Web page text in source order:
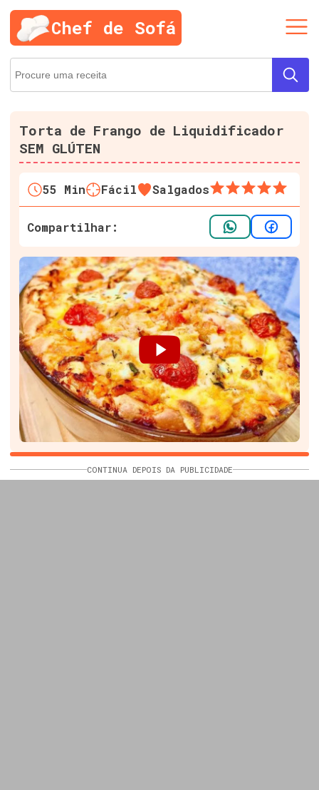
Chef de Sofá
Torta de Frango de Liquidificador
SEM GLÚTEN
55 Min Fácil Salgados
Compartilhar:
CONTINUA DEPOIS DA PUBLICIDADE